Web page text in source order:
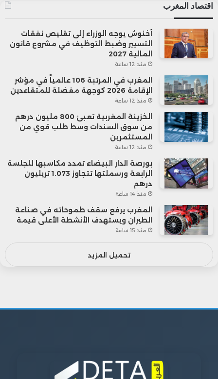
اقتصاد المغرب
أخنوش يوجه الوزراء إلى تقليص نفقات
التسيير وضبط التوظيف في مشروع قانون
المالية 2027
منذ 12 ساعة
المغرب في المرتبة 106 عالمياً في مؤشر
الإقامة 2026 كوجهة مفضلة للمتقاعدين
منذ 12 ساعة
الخزينة المغربية تعبئ 800 مليون درهم
من سوق السندات وسط طلب قوي من
المستثمرين
منذ 12 ساعة
بورصة الدار البيضاء تمدد مكاسبها للجلسة
الرابعة ورسملتها تتجاوز 1.073 تريليون
درهم
منذ 14 ساعة
المغرب يرفع سقف طموحاته في صناعة
الطيران ويستهدف الأنشطة الأعلى قيمة
منذ 15 ساعة
تحميل المزيد